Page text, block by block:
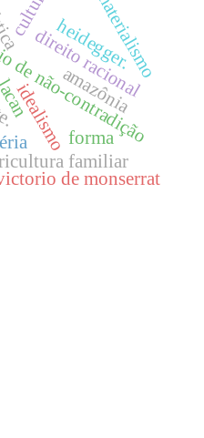
não-contradição
direito racional
idealismo
materialismo
forma
heidegger.
de monserrat
familiar
amazônia